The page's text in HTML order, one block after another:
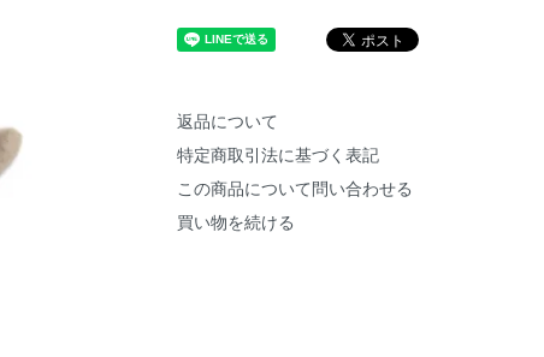
返品について
特定商取引法に基づく表記
この商品について問い合わせる
買い物を続ける